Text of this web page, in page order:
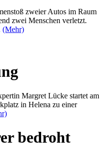
zweier Autos im Raum
zwei Menschen verletzt.
(Mehr)
Margret Lücke startet am
in Helena zu einer
bedroht